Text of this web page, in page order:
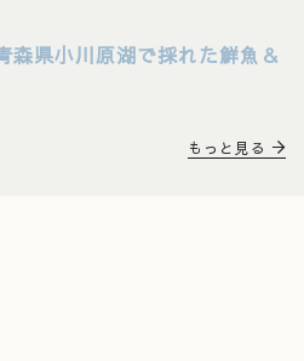
県小川原湖で採れた鮮魚＆
もっと見る